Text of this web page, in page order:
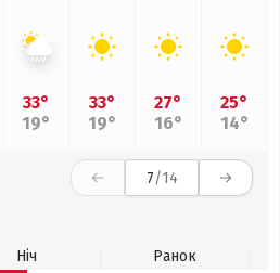
33°
19°
33°
19°
27°
16°
25°
14°
7/14
Ніч
Ранок